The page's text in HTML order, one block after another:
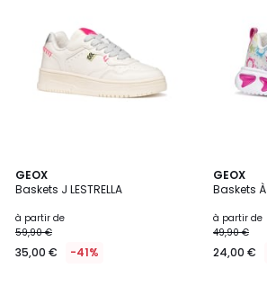
GEOX
Baskets J LESTRELLA
à partir de
59,90 €
35,00 € -41%
GEOX
à partir de
49,90 €
24,00 €
2
Couleurs